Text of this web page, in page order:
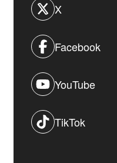
X
Facebook
YouTube
TikTok